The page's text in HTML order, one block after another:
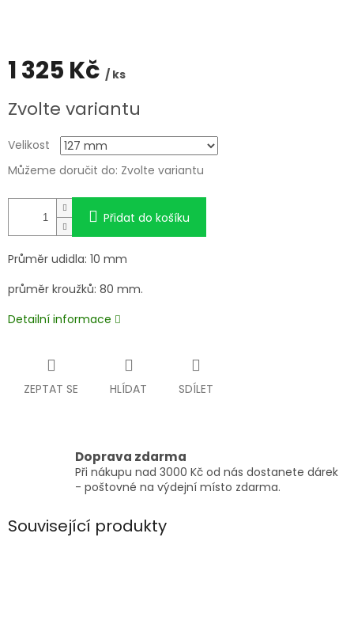
1 325 Kč / ks
cena:
Zvolte variantu
Velikost
Můžeme doručit do: Zvolte variantu
Přidat do košíku
Průměr udidla: 10 mm
průměr kroužků: 80 mm.
Detailní informace
ZEPTAT SE HLÍDAT SDÍLET
Doprava zdarma
Při nákupu nad 3000 Kč od nás dostanete dárek
- poštovné na výdejní místo zdarma.
Související produkty